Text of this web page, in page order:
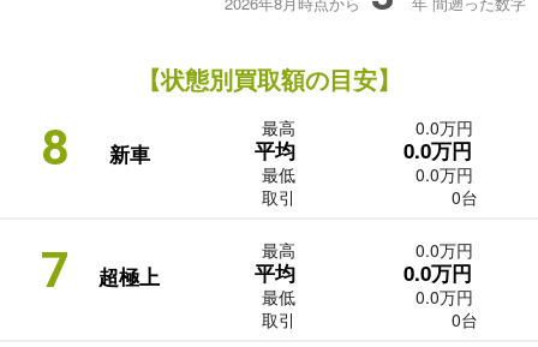
【状態別買取額の目安】
8 新車
最高
平均
最低
取引
0.0万円
0.0万円
0.0万円
0台
7 超極上
最高
平均
最低
取引
0.0万円
0.0万円
0.0万円
0台